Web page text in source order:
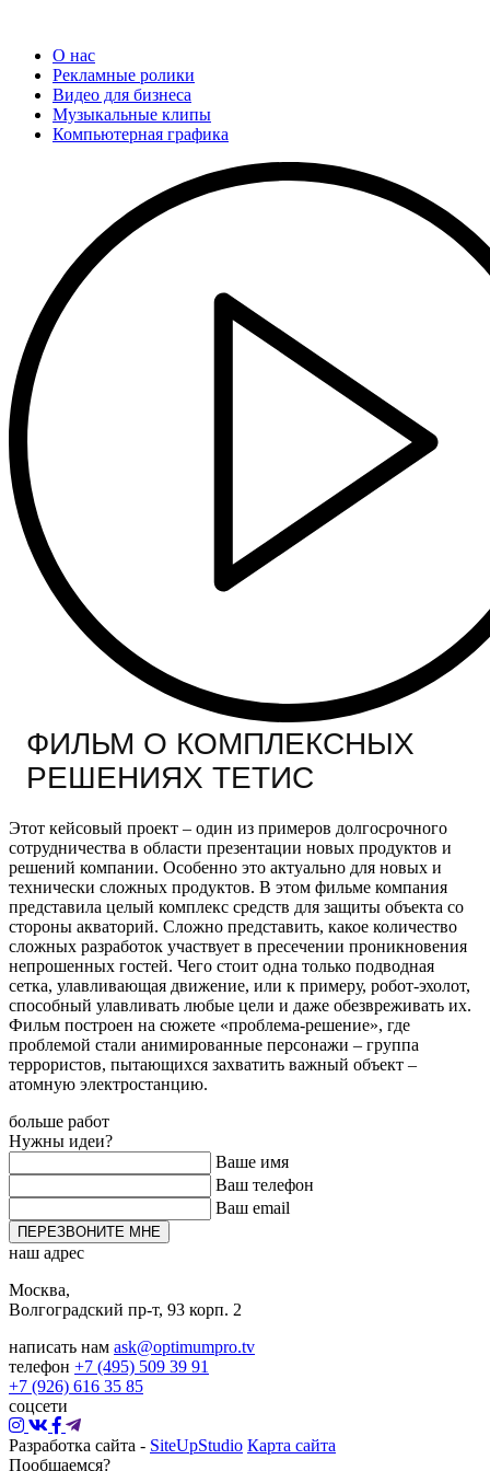
О нас
Рекламные ролики
Видео для бизнеса
Музыкальные клипы
Компьютерная графика
ФИЛЬМ О КОМПЛЕКСНЫХ
РЕШЕНИЯХ ТЕТИС
Этот кейсовый проект – один из примеров долгосрочного
сотрудничества в области презентации новых продуктов и
решений компании. Особенно это актуально для новых и
технически сложных продуктов. В этом фильме компания
представила целый комплекс средств для защиты объекта со
стороны акваторий. Сложно представить, какое количество
сложных разработок участвует в пресечении проникновения
непрошенных гостей. Чего стоит одна только подводная
сетка, улавливающая движение, или к примеру, робот-эхолот,
способный улавливать любые цели и даже обезвреживать их.
Фильм построен на сюжете «проблема-решение», где
проблемой стали анимированные персонажи – группа
террористов, пытающихся захватить важный объект –
атомную электростанцию.
больше работ
Нужны идеи?
Ваше имя
Ваш телефон
Ваш email
ПЕРЕЗВОНИТЕ МНЕ
наш адрес
Москва,
Волгоградский пр-т, 93 корп. 2
написать нам ask@optimumpro.tv
телефон +7 (495) 509 39 91
+7 (926) 616 35 85
соцсети
Разработка сайта - SiteUpStudio Карта сайта
Пообщаемся?